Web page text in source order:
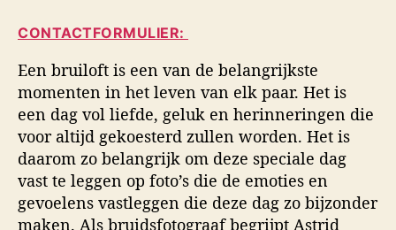
d
s
f
o
t
o
g
r
a
f
i
u
e
u
r
u
m
CONTACTFORMULIER:
Een bruiloft is een van de belangrijkste
momenten in het leven van elk paar. Het is
een dag vol liefde, geluk en herinneringen die
voor altijd gekoesterd zullen worden. Het is
daarom zo belangrijk om deze speciale dag
vast te leggen op foto’s die de emoties en
gevoelens vastleggen die deze dag zo bijzonder
maken. Als bruidsfotograaf begrijpt Astrid